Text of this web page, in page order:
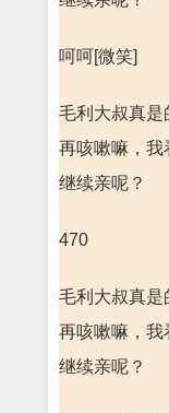
呵呵[微笑]
毛利大叔真是
再咳嗽嘛，我
继续亲呢？
470
毛利大叔真是
再咳嗽嘛，我
继续亲呢？